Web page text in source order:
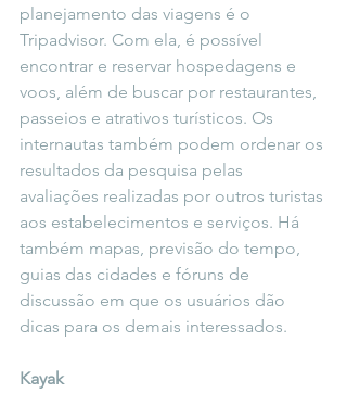
planejamento das viagens é o
Tripadvisor. Com ela, é possível
encontrar e reservar hospedagens e
voos, além de buscar por restaurantes,
passeios e atrativos turísticos. Os
internautas também podem ordenar os
resultados da pesquisa pelas
avaliações realizadas por outros turistas
aos estabelecimentos e serviços. Há
também mapas, previsão do tempo,
guias das cidades e fóruns de
discussão em que os usuários dão
dicas para os demais interessados.
Kayak